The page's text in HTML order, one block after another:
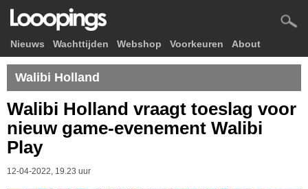
Nieuws Wachttijden Webshop Voorkeuren About
Walibi Holland
Walibi Holland vraagt toeslag voor
nieuw game-evenement Walibi
Play
12-04-2022, 19.23 uur